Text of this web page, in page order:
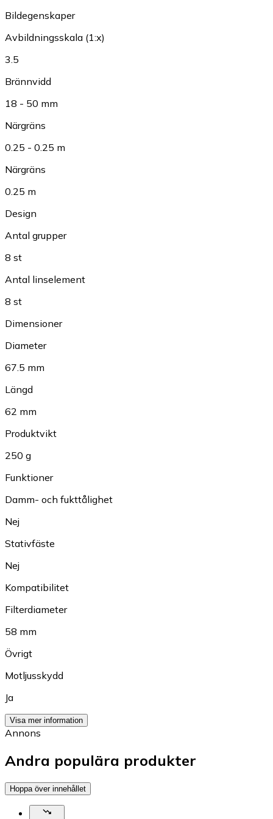
Bildegenskaper
Avbildningsskala (1:x)
3.5
Brännvidd
18 - 50 mm
Närgräns
0.25 - 0.25 m
Närgräns
0.25 m
Design
Antal grupper
8 st
Antal linselement
8 st
Dimensioner
Diameter
67.5 mm
Längd
62 mm
Produktvikt
250 g
Funktioner
Damm- och fukttålighet
Nej
Stativfäste
Nej
Kompatibilitet
Filterdiameter
58 mm
Övrigt
Motljusskydd
Ja
Visa mer information
Annons
Andra populära produkter
Hoppa över innehållet